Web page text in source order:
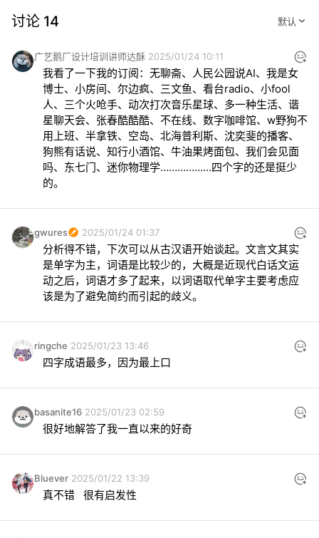
讨论 14
广艺鹅厂设计培训讲师达酥 2025/01/24 10:11
我看了一下我的订阅：无聊斋、人民公园说AI、我是女
博士、小房间、尔边疯、三文鱼、看台radio、小fool
人、三个火呛手、动次打次音乐星球、多一种生活、谐
星聊天会、张春酷酷酷、不在线、数字咖啡馆、w野狗不
用上班、半拿铁、空岛、北海普利斯、沈奕斐的播客、
狗熊有话说、知行小酒馆、牛油果烤面包、我们会见面
吗、东七门、迷你物理学………………四个字的还是挺少
的。
gwures 2025/01/24 01:37
分析得不错，下次可以从古汉语开始谈起。文言文其实
是单字为主，词语是比较少的，大概是近现代白话文运
动之后，词语才多了起来，以词语取代单字主要考虑应
该是为了避免简约而引起的歧义。
ringche 2025/01/23 13:46
四字成语最多，因为最上口
basanite16 2025/01/23 02:59
很好地解答了我一直以来的好奇
Bluever 2025/01/22 13:39
真不错   很有启发性